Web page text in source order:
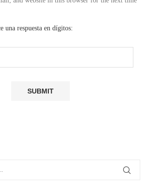
una respuesta en dígitos: